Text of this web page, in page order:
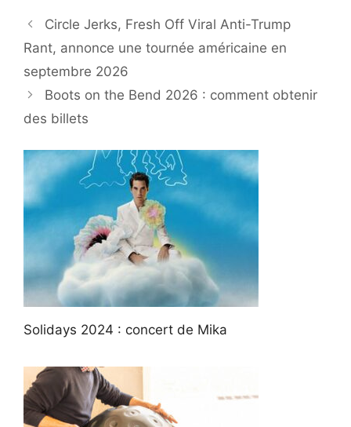
Circle Jerks, Fresh Off Viral Anti-Trump
Rant, annonce une tournée américaine en
septembre 2026
Boots on the Bend 2026 : comment obtenir
des billets
Solidays 2024 : concert de Mika